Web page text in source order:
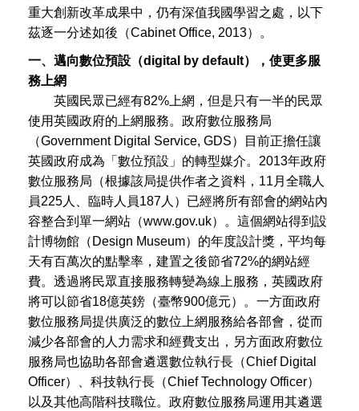
重大創新改革成果中，仍有深值我國學習之處，以下
茲逐一分述如後（Cabinet Office, 2013）。
一、邁向數位預設（digital by default），使更多服
務上網
英國民眾已經有82%上網，但是只有一半的民眾
使用英國政府的上網服務。政府數位服務局
（Government Digital Service, GDS）目前正擔任讓
英國政府成為「數位預設」的轉型媒介。2013年政府
數位服務局（根據該局提供作者之資料，11月全職人
員225人、臨時人員187人）已經將所有部會的網站內
容整合到單一網站（www.gov.uk）。這個網站得到設
計博物館（Design Museum）的年度設計獎，平均每
天有百萬次的點擊率，建置之後節省72%的網站經
費。透過將民眾直接服務轉變為線上服務，英國政府
將可以節省18億英鎊（臺幣900億元）。一方面政府
數位服務局提供廣泛的數位上網服務給各部會，從而
減少各部會的人力需求和經費支出，另方面政府數位
服務局也協助各部會遴選數位執行長（Chief Digital
Officer）、科技執行長（Chief Technology Officer）
以及其他高階科技職位。政府數位服務局運用其遴選